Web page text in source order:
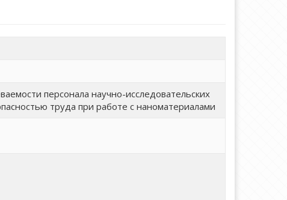
персонала научно-исследовательских
труда при работе с наноматериалами